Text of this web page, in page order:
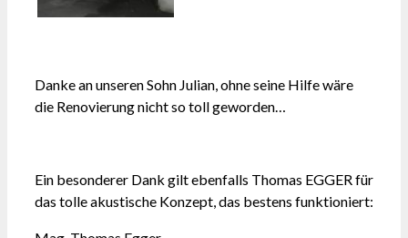
Danke an unseren Sohn Julian, ohne seine Hilfe wäre
die Renovierung nicht so toll geworden…
Ein besonderer Dank gilt ebenfalls Thomas EGGER für
das tolle akustische Konzept, das bestens funktioniert: